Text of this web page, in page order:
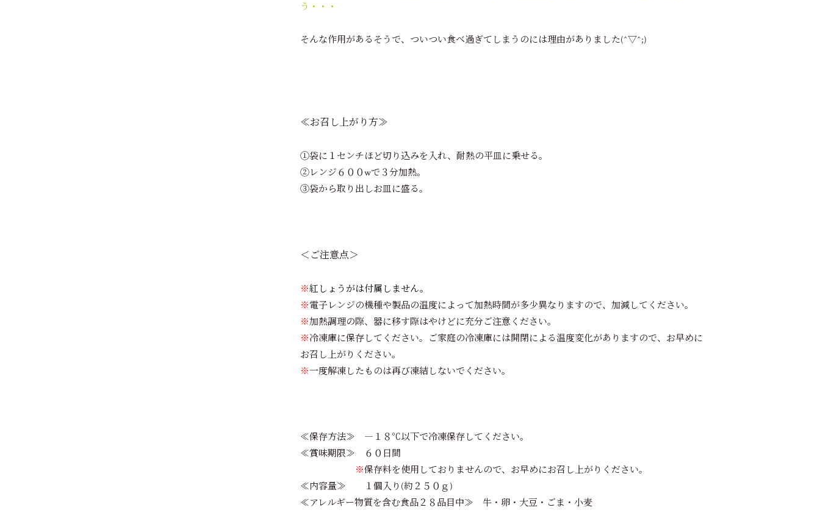
う・・・
そんな作用があるそうで、ついつい食べ過ぎてしまうのには理由がありました(^▽^;)
≪お召し上がり方≫
①袋に１センチほど切り込みを入れ、耐熱の平皿に乗せる。
②レンジ６００wで３分加熱。
③袋から取り出しお皿に盛る。
＜ご注意点＞
※紅しょうがは付属しません。
※電子レンジの機種や製品の温度によって加熱時間が多少異なりますので、加減してください。
※加熱調理の際、器に移す際はやけどに充分ご注意ください。
※冷凍庫に保存してください。ご家庭の冷凍庫には開閉による温度変化がありますので、お早めに
お召し上がりください。
※一度解凍したものは再び凍結しないでください。
≪保存方法≫ ―１８℃以下で冷凍保存してください。
≪賞味期限≫ ６０日間
※保存料を使用しておりませんので、お早めにお召し上がりください。
≪内容量≫ １個入り(約２５０ｇ)
≪アレルギー物質を含む食品２８品目中≫ 牛・卵・大豆・ごま・小麦